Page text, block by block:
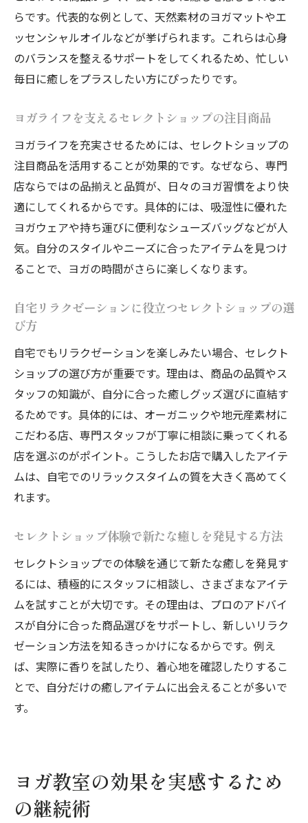
らです。代表的な例として、天然素材のヨガマットやエ
ッセンシャルオイルなどが挙げられます。これらは心身
のバランスを整えるサポートをしてくれるため、忙しい
毎日に癒しをプラスしたい方にぴったりです。
ヨガライフを支えるセレクトショップの注目商品
ヨガライフを充実させるためには、セレクトショップの
注目商品を活用することが効果的です。なぜなら、専門
店ならではの品揃えと品質が、日々のヨガ習慣をより快
適にしてくれるからです。具体的には、吸湿性に優れた
ヨガウェアや持ち運びに便利なシューズバッグなどが人
気。自分のスタイルやニーズに合ったアイテムを見つけ
ることで、ヨガの時間がさらに楽しくなります。
自宅リラクゼーションに役立つセレクトショップの選
び方
自宅でもリラクゼーションを楽しみたい場合、セレクト
ショップの選び方が重要です。理由は、商品の品質やス
タッフの知識が、自分に合った癒しグッズ選びに直結す
るためです。具体的には、オーガニックや地元産素材に
こだわる店、専門スタッフが丁寧に相談に乗ってくれる
店を選ぶのがポイント。こうしたお店で購入したアイテ
ムは、自宅でのリラックスタイムの質を大きく高めてく
れます。
セレクトショップ体験で新たな癒しを発見する方法
セレクトショップでの体験を通じて新たな癒しを発見す
るには、積極的にスタッフに相談し、さまざまなアイテ
ムを試すことが大切です。その理由は、プロのアドバイ
スが自分に合った商品選びをサポートし、新しいリラク
ゼーション方法を知るきっかけになるからです。例え
ば、実際に香りを試したり、着心地を確認したりするこ
とで、自分だけの癒しアイテムに出会えることが多いで
す。
ヨガ教室の効果を実感するため
の継続術